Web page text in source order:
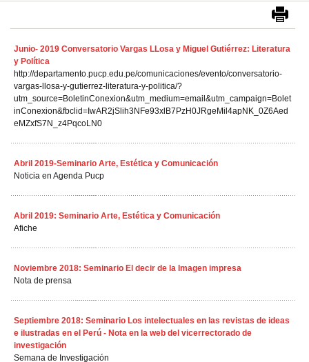
Junio- 2019 Conversatorio Vargas LLosa y Miguel Gutiérrez: Literatura
y Política
http://departamento.pucp.edu.pe/comunicaciones/evento/conversatorio-
vargas-llosa-y-gutierrez-literatura-y-politica/?
utm_source=BoletinConexion&utm_medium=email&utm_campaign=Bolet
inConexion&fbclid=IwAR2jSlih3NFe93xlB7PzH0JRgeMil4apNK_0Z6Aed
eMZxfS7N_z4PqcoLN0
Abril 2019-Seminario Arte, Estética y Comunicación
Noticia en Agenda Pucp
Abril 2019: Seminario Arte, Estética y Comunicación
Afiche
Noviembre 2018: Seminario El decir de la Imagen impresa
Nota de prensa
Septiembre 2018: Seminario Los intelectuales en las revistas de ideas
e ilustradas en el Perú - Nota en la web del vicerrectorado de
investigación
Semana de Investigación